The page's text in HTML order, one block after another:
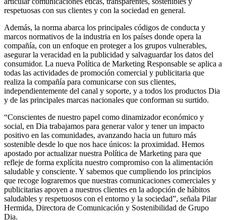
respetuosas con sus clientes y con la sociedad en general.
Además, la norma abarca los principales códigos de conducta y
marcos normativos de la industria en los países donde opera la
compañía, con un enfoque en proteger a los grupos vulnerables,
asegurar la veracidad en la publicidad y salvaguardar los datos del
consumidor. La nueva Política de Marketing Responsable se aplica a
todas las actividades de promoción comercial y publicitaria que
realiza la compañía para comunicarse con sus clientes,
independientemente del canal y soporte, y a todos los productos Dia
y de las principales marcas nacionales que conforman su surtido.
“Conscientes de nuestro papel como dinamizador económico y
social, en Dia trabajamos para generar valor y tener un impacto
positivo en las comunidades, avanzando hacia un futuro más
sostenible desde lo que nos hace únicos: la proximidad. Hemos
apostado por actualizar nuestra Política de Marketing para que
refleje de forma explícita nuestro compromiso con la alimentación
saludable y consciente. Y sabemos que cumpliendo los principios
que recoge lograremos que nuestras comunicaciones comerciales y
publicitarias apoyen a nuestros clientes en la adopción de hábitos
saludables y respetuosos con el entorno y la sociedad”, señala Pilar
Hermida, Directora de Comunicación y Sostenibilidad de Grupo
Dia.